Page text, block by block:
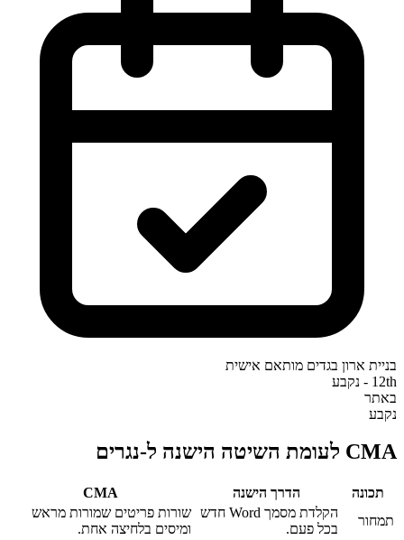
בניית ארון בגדים מותאם אישית
12th - נקבע
באתר
נקבע
CMA לעומת השיטה הישנה ל-נגרים
תכונה הדרך הישנה
CMA‎
תמחור
הקלדת מסמך Word חדש
בכל פעם.
שורות פריטים שמורות מראש
ומיסים בלחיצה אחת.